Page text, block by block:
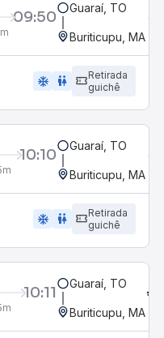
09:50 Guaraí, TO
Buriticupu, MA
ac_unit wc
Retirada
guichê
10:10 Guaraí, TO
Buriticupu, MA
ac_unit wc
Retirada
guichê
10:11 Guaraí, TO
Buriticupu, MA